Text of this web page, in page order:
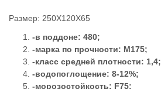
Размер: 250Х120Х65
-в поддоне: 480;
-марка по прочности: М175;
-класс средней плотности: 1,4;
-водопоглощение: 8-12%;
-морозостойкость: F75;